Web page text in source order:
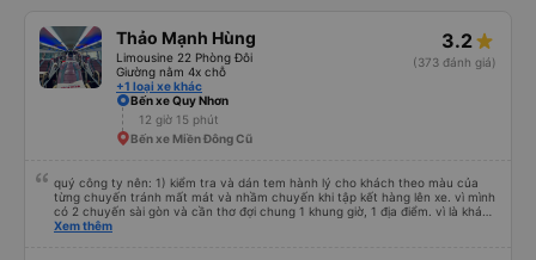
Thảo Mạnh Hùng
Limousine 22 Phòng Đôi
Giường nằm 4x chỗ
+1 loại xe khác
3.2
(373 đánh giá)
Bến xe Quy Nhơn
12 giờ 15 phút
Bến xe Miền Đông Cũ
quý công ty nên: 1) kiểm tra và dán tem hành lý cho khách theo màu của
từng chuyến tránh mất mát và nhầm chuyến khi tập kết hàng lên xe. vì mình
có 2 chuyến sài gòn và cần thơ đợi chung 1 khung giờ, 1 địa điểm. vì là khách
thân thiết của quý công ty nên rất hài lòng và tin tưởng. tuy nhiên rất mong
Xem thêm